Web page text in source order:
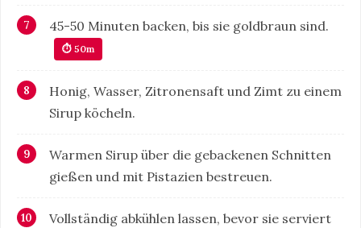
45-50 Minuten backen, bis sie goldbraun sind.
⏱ 50m
Honig, Wasser, Zitronensaft und Zimt zu einem
Sirup köcheln.
Warmen Sirup über die gebackenen Schnitten
gießen und mit Pistazien bestreuen.
Vollständig abkühlen lassen, bevor sie serviert